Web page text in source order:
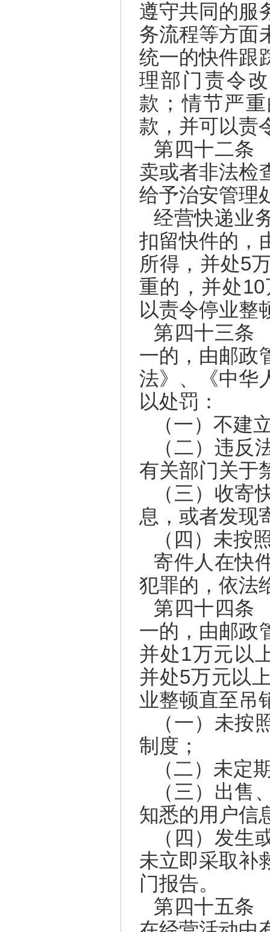
遵守共同的服
务流程等方面
统一的快件跟
理部门责令
款；情节严
款，并可以责
第四十二条
卖或者非法检
给予治安管理
经营快递业
扣留快件的，
所得，并处5
重的，并处
以责令停业整
第四十三条
一的，由邮政
法》、《中华
以处罚：
（一）不建
（二）违反
有关部门关于
（三）收寄
息，或者发现
（四）未按
寄件人在快
犯罪的，依法
第四十四条
一的，由邮政
并处1万元以
并处5万元以
业整顿直至吊
（一）未按
制度；
（二）未定
（三）出售
知悉的用户信
（四）发生
未立即采取补
门报告。
第四十五条